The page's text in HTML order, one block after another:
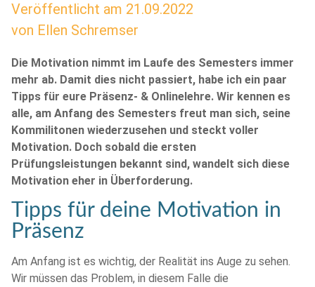
Veröffentlicht am 21.09.2022
von Ellen Schremser
Die Motivation nimmt im Laufe des Semesters immer
mehr ab. Damit dies nicht passiert, habe ich ein paar
Tipps für eure Präsenz- & Onlinelehre. Wir kennen es
alle, am Anfang des Semesters freut man sich, seine
Kommilitonen wiederzusehen und steckt voller
Motivation. Doch sobald die ersten
Prüfungsleistungen bekannt sind, wandelt sich diese
Motivation eher in Überforderung.
Tipps für deine Motivation in
Präsenz
Am Anfang ist es wichtig, der Realität ins Auge zu sehen.
Wir müssen das Problem, in diesem Falle die